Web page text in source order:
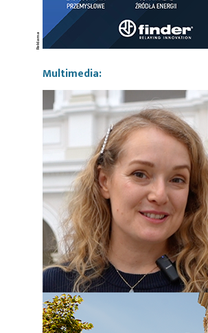
Multimedia: